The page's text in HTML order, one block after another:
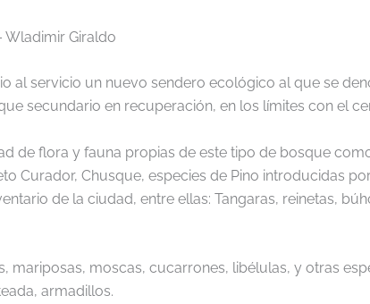
Wladimir Giraldo
al servicio un nuevo sendero ecológico al que se
secundario en recuperación, en los límites con el
de flora y fauna propias de este tipo de bosque
Curador, Chusque, especies de Pino introducidas
de la ciudad, entre ellas: Tangaras, reinetas,
mariposas, moscas, cucarrones, libélulas, y otras
armadillos.